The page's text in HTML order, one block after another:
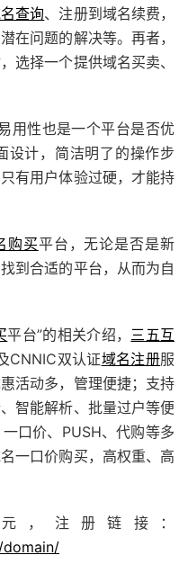
查询、注册到域名续费，
在问题的解决等。再者，
选择一个提供域名买卖、
用性也是一个平台是否优
设计，简洁明了的操作步
有用户体验过硬，才能持
购买平台，无论是否是新
到合适的平台，从而为自
平台”的相关介绍， 三五互
CNNIC双认证域名注册服
活动多，管理便捷；支持
智能解析、批量过户等便
一口价、PUSH、代购等多
一口价购买，高权重、高
，注册链接：